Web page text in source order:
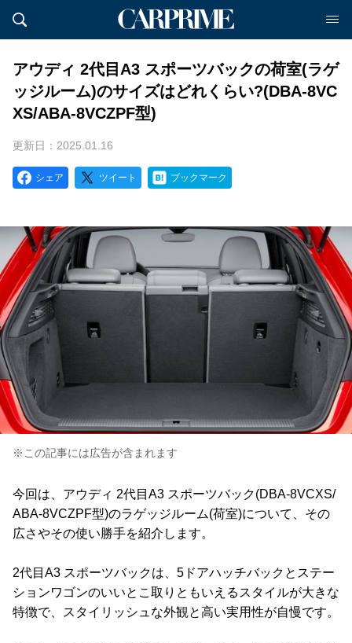
アウディ 2代目A3 スポーツバックの荷室(ラゲ
ッジルーム)のサイズはどれくらい?(DBA-8VC
XS/ABA-8VCZPF型)
更新日：2025.01.16
シェア ツイート ブックマーク
※この記事には広告が含まれます
今回は、アウディ 2代目A3 スポーツバック(DBA-8VCXS/
ABA-8VCZPF型)のラゲッジルーム(荷室)について、その
広さやその使い勝手を紹介します。
2代目A3 スポーツバックは、5ドアハッチバックとステー
ションワゴンのいいとこ取りともいえるスタイルが大きな
特徴で、スタイリッシュな外観と高い実用性が自慢です。